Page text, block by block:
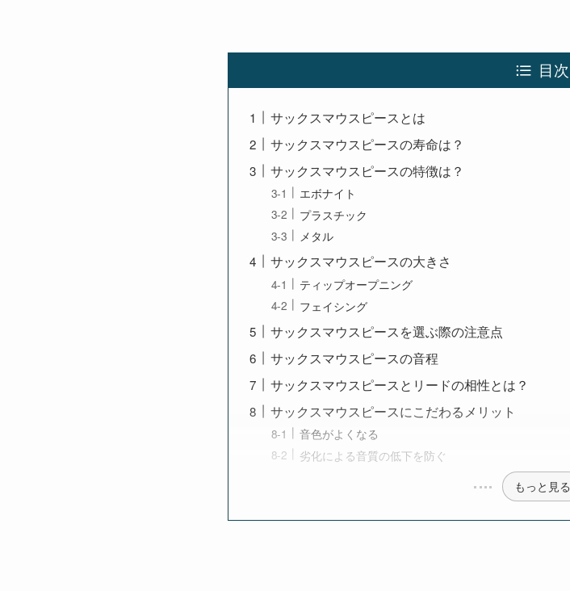
目次
サックスマウスピースとは
サックスマウスピースの寿命は？
サックスマウスピースの特徴は？
エボナイト
プラスチック
メタル
サックスマウスピースの大きさ
ティップオープニング
フェイシング
サックスマウスピースを選ぶ際の注意点
サックスマウスピースの音程
サックスマウスピースとリードの相性とは？
サックスマウスピースにこだわるメリット
音色がよくなる
劣化による音質の低下を防ぐ
もっと見る